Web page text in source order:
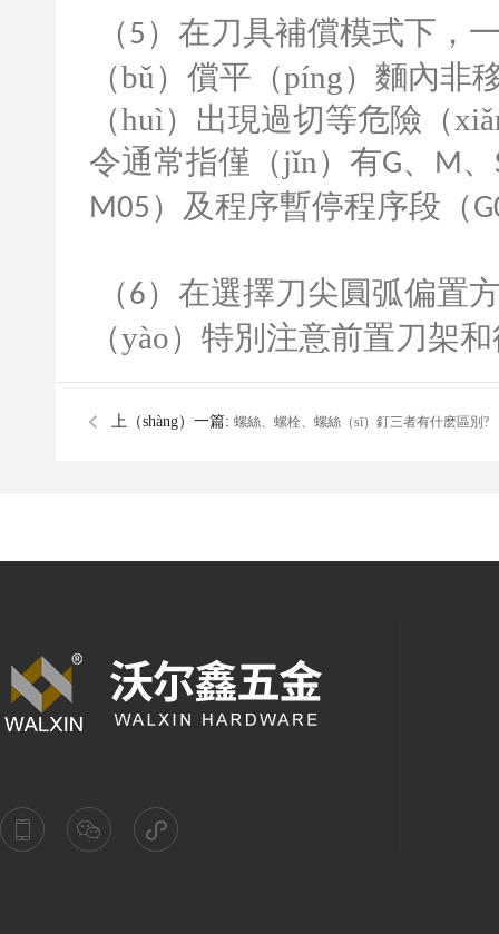
（5 ）在刀具補償模式下，
（bǔ）償平（píng）麵內非
（huì）出現過切等危險（
令通常指僅（jǐn）有G、 M、
M05 ）及程序暫停程序段（
（6）在選擇刀尖圓弧偏置
（yào）特別注意前置刀架
上（shàng）一篇: 螺絲、螺栓、螺絲（sī）釘三者有什麽區別?